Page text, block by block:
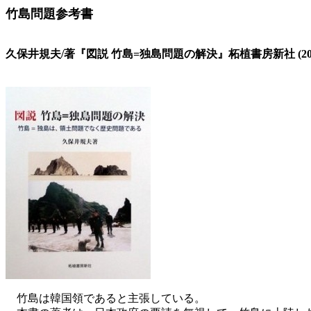
竹島問題参考書
久保井規夫/著『図説 竹島=独島問題の解決』柘植書房新社
竹島は韓国領であると主張している。